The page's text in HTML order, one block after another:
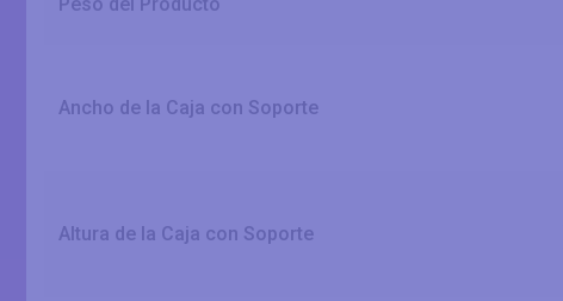
Ancho de la Caja con Soporte
Altura de la Caja con Soporte